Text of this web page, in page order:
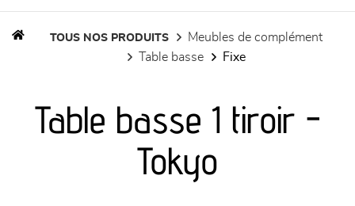
séjours
meubles de complément
TOUS NOS PRODUITS
meubles de complément
table basse
fixe
Table basse 1 tiroir -
Tokyo